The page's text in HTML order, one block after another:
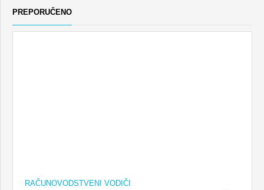
PREPORUČENO
RAČUNOVODSTVENI VODIČI